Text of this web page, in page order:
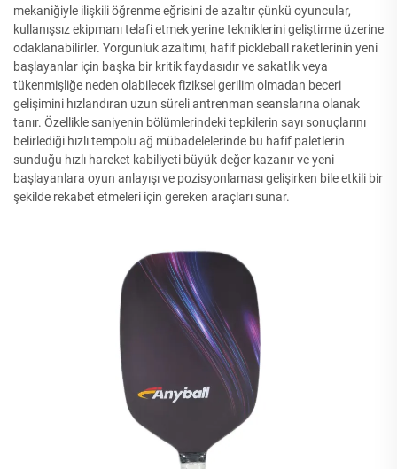
mekaniğiyle ilişkili öğrenme eğrisini de azaltır çünkü oyuncular,
kullanışsız ekipmanı telafi etmek yerine tekniklerini geliştirme üzerine
odaklanabilirler. Yorgunluk azaltımı, hafif pickleball raketlerinin yeni
başlayanlar için başka bir kritik faydasıdır ve sakatlık veya
tükenmişliğe neden olabilecek fiziksel gerilim olmadan beceri
gelişimini hızlandıran uzun süreli antrenman seanslarına olanak
tanır. Özellikle saniyenin bölümlerindeki tepkilerin sayı sonuçlarını
belirlediği hızlı tempolu ağ mübadelelerinde bu hafif paletlerin
sunduğu hızlı hareket kabiliyeti büyük değer kazanır ve yeni
başlayanlara oyun anlayışı ve pozisyonlaması gelişirken bile etkili bir
şekilde rekabet etmeleri için gereken araçları sunar.